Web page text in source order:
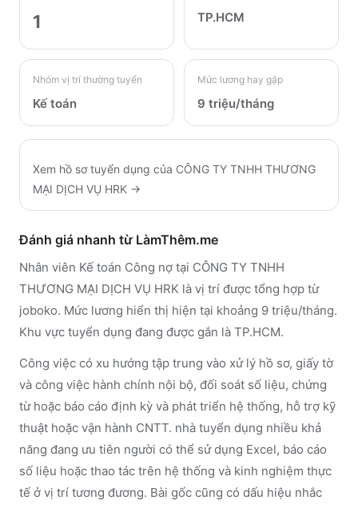
1 TP.HCM
Nhóm vị trí thường tuyển
Kế toán
Mức lương hay gặp
9 triệu/tháng
Xem hồ sơ tuyển dụng của CÔNG TY TNHH THƯƠNG
MẠI DỊCH VỤ HRK →
Đánh giá nhanh từ LàmThêm.me
Nhân viên Kế toán Công nợ tại CÔNG TY TNHH
THƯƠNG MẠI DỊCH VỤ HRK là vị trí được tổng hợp từ
joboko. Mức lương hiển thị hiện tại khoảng 9 triệu/tháng.
Khu vực tuyển dụng đang được gắn là TP.HCM.
Công việc có xu hướng tập trung vào xử lý hồ sơ, giấy tờ
và công việc hành chính nội bộ, đối soát số liệu, chứng
từ hoặc báo cáo định kỳ và phát triển hệ thống, hỗ trợ kỹ
thuật hoặc vận hành CNTT. nhà tuyển dụng nhiều khả
năng đang ưu tiên người có thể sử dụng Excel, báo cáo
số liệu hoặc thao tác trên hệ thống và kinh nghiệm thực
tế ở vị trí tương đương. Bài gốc cũng có dấu hiệu nhắc